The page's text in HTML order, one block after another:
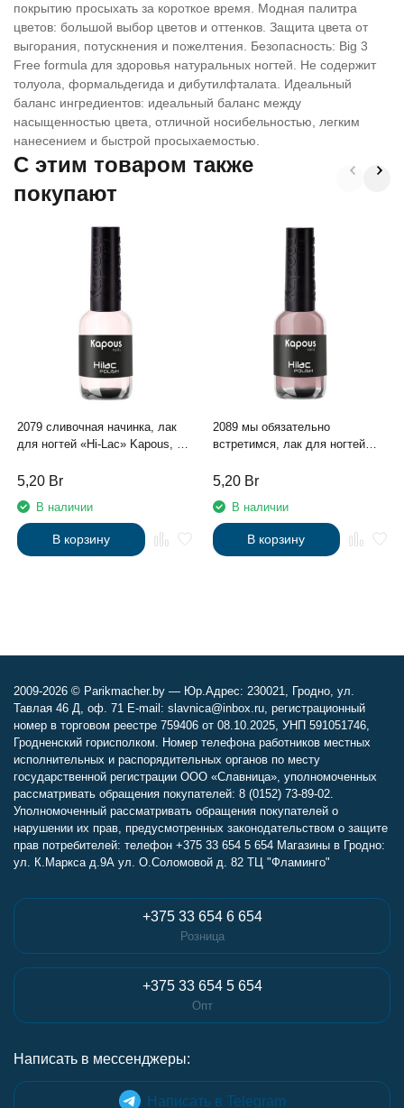
покрытию просыхать за короткое время. Модная палитра
цветов: большой выбор цветов и оттенков. Защита цвета от
выгорания, потускнения и пожелтения. Безопасность: Big 3
Free formula для здоровья натуральных ногтей. Не содержит
толуола, формальдегида и дибутилфталата. Идеальный
баланс ингредиентов: идеальный баланс между
насыщенностью цвета, отличной носибельностью, легким
нанесением и быстрой просыхаемостью.
C этим товаром также
покупают
2079 сливочная начинка, лак
для ногтей «Hi-Lac» Kapous, 9
5,20 Br
В наличии
В корзину
2089 мы обязательно
встретимся, лак для ногтей
5,20 Br
В наличии
В корзину
2009-2026 © Parikmacher.by — Юр.Адрес: 230021, Гродно, ул.
Тавлая 46 Д, оф. 71 E-mail: slavnica@inbox.ru, регистрационный
номер в торговом реестре 759406 от 08.10.2025, УНП 591051746,
Гродненский горисполком. Номер телефона работников местных
исполнительных и распорядительных органов по месту
государственной регистрации ООО «Славница», уполномоченных
рассматривать обращения покупателей: 8 (0152) 73-89-02.
Уполномоченный рассматривать обращения покупателей о
нарушении их прав, предусмотренных законодательством о защите
прав потребителей: телефон +375 33 654 5 654 Магазины в Гродно:
ул. К.Маркса д.9А ул. О.Соломовой д. 82 ТЦ "Фламинго"
+375 33 654 6 654
Розница
+375 33 654 5 654
Опт
Написать в мессенджеры:
Написать в Telegram